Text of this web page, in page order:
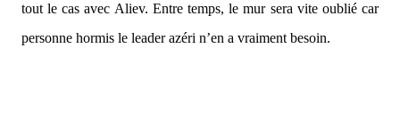
tout le cas avec Aliev. Entre temps, le mur sera vite oublié car
personne hormis le leader azéri n’en a vraiment besoin.